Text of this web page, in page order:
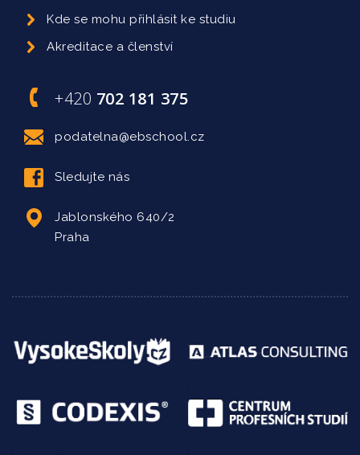
Kde se mohu přihlásit ke studiu
Akreditace a členství
+420 702 181 375
podatelna@ebschool.cz
Sledujte nás
Jablonského 640/2
Praha